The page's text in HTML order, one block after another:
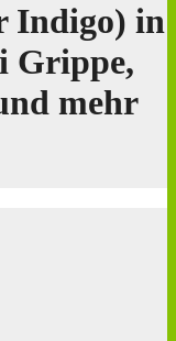
Indigo) in
Grippe,
mehr